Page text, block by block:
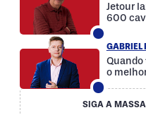
Jetour
600
GABRIEL
Quando
o
SIGA A